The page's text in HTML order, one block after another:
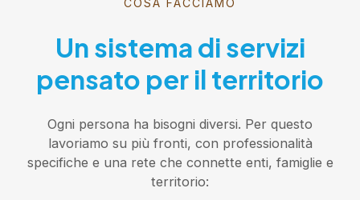
COSA FACCIAMO
Un sistema di servizi
pensato per il territorio
Ogni persona ha bisogni diversi. Per questo
lavoriamo su più fronti, con professionalità
specifiche e una rete che connette enti, famiglie e
territorio: